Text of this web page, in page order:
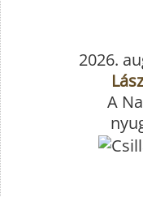
2026.
A